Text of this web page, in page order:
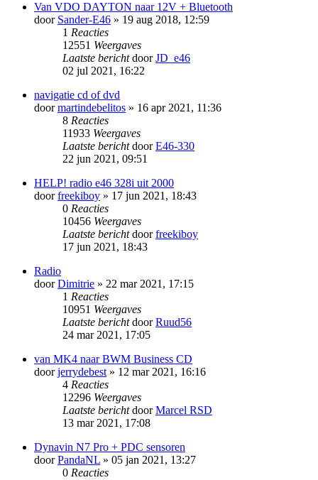
Van VDO DAYTON naar 12V + Bluetooth
door Sander-E46 » 19 aug 2018, 12:59
1 Reacties
12551 Weergaves
Laatste berichtdoorJD_e46
02 jul 2021, 16:22
navigatie cd of dvd
doormartindebelitos » 16 apr 2021, 11:36
8 Reacties
11933 Weergaves
Laatste berichtdoorE46-330
22 jun 2021, 09:51
HELP! radio e46 328i uit 2000
doorfreekiboy » 17 jun 2021, 18:43
0 Reacties
10456 Weergaves
Laatste berichtdoorfreekiboy
17 jun 2021, 18:43
Radio
doorDimitrie » 22 mar 2021, 17:15
1 Reacties
10951 Weergaves
Laatste berichtdoorRuud56
24 mar 2021, 17:05
van MK4 naar BWM Business CD
doorjerrydebest » 12 mar 2021, 16:16
4 Reacties
12296 Weergaves
Laatste berichtdoorMarcel RSD
13 mar 2021, 17:08
Dynavin N7 Pro + PDC sensoren
doorPandaNL » 05 jan 2021, 13:27
0 Reacties